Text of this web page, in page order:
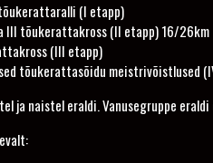
(I etapp)
III tõukerattakross (II etapp) 16/26km
(III etapp)
tõukerattasõidu meistrivõistlused
ja naistel eraldi. Vanusegruppe